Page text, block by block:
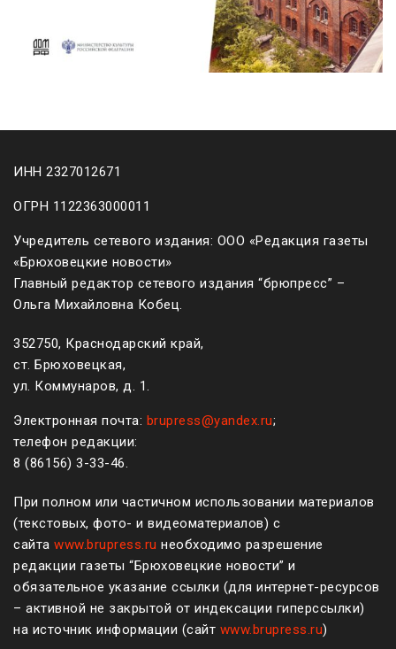
ИНН 2327012671
ОГРН 1122363000011
Учредитель сетевого издания: ООО «Редакция газеты
«Брюховецкие новости»
Главный редактор сетевого издания “брюпресс” –
Ольга Михайловна Кобец.
352750, Краснодарский край,
ст. Брюховецкая,
ул. Коммунаров, д. 1.
Электронная почта: brupress@yandex.ru;
телефон редакции:
8 (861 56) 3-33-46.
При полном или частичном использовании материалов
(текстовых, фото- и видеоматериалов) с
сайта www.brupress.ru необходимо разрешение
редакции газеты “Брюховецкие новости” и
обязательное указание ссылки (для интернет-ресурсов
– активной не закрытой от индексации гиперссылки)
на источник информации (сайт www.brupress.ru)